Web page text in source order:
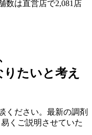
数は直営店で2,081店
たいと考え
ください。最新の調剤
くご説明させていた